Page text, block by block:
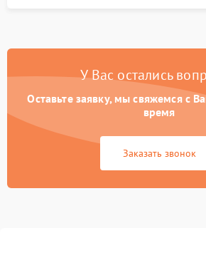
У Вас остались
Оставьте заявку, мы свяжемся с
время
Заказать звонок